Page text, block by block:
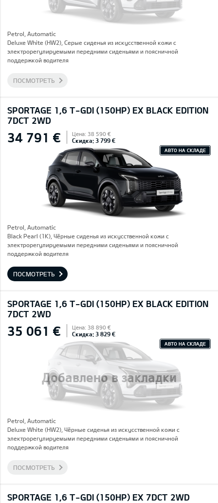
Petrol, Automatic
Deluxe White (HW2), Серые сиденья из искусственной кожи с
электрорегулируемыми передними сиденьями и поясничной
поддержкой водителя
ПОСМОТРЕТЬ
SPORTAGE 1,6 T-GDI (150HP) EX BLACK EDITION
7DCT 2WD
34 791 € Цена: 38 590 €
Скидка: 3 799 €
АВТО НА СКЛАДЕ
Petrol, Automatic
Black Pearl (1K), Чёрные сиденья из искусственной кожи с
электрорегулируемыми передними сиденьями и поясничной
поддержкой водителя
ПОСМОТРЕТЬ
SPORTAGE 1,6 T-GDI (150HP) EX BLACK EDITION
7DCT 2WD
Добавлено в закладки
35 061 € Цена: 38 890 €
Скидка: 3 829 €
АВТО НА СКЛАДЕ
Petrol, Automatic
Deluxe White (HW2), Чёрные сиденья из искусственной кожи с
электрорегулируемыми передними сиденьями и поясничной
поддержкой водителя
ПОСМОТРЕТЬ
SPORTAGE 1,6 T-GDI (150HP) EX 7DCT 2WD